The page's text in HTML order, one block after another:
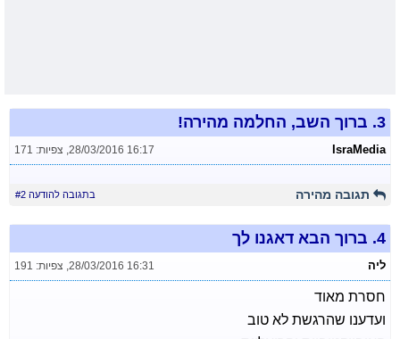
3. ברוך השב, החלמה מהירה!
IsraMedia
28/03/2016 16:17
, צפיות: 171
תגובה מהירה בתגובה להודעה #2
4. ברוך הבא דאגנו לך
ליה 28/03/2016 16:31
, צפיות: 191
חסרת מאוד
ועדענו שהרגשת לא טוב